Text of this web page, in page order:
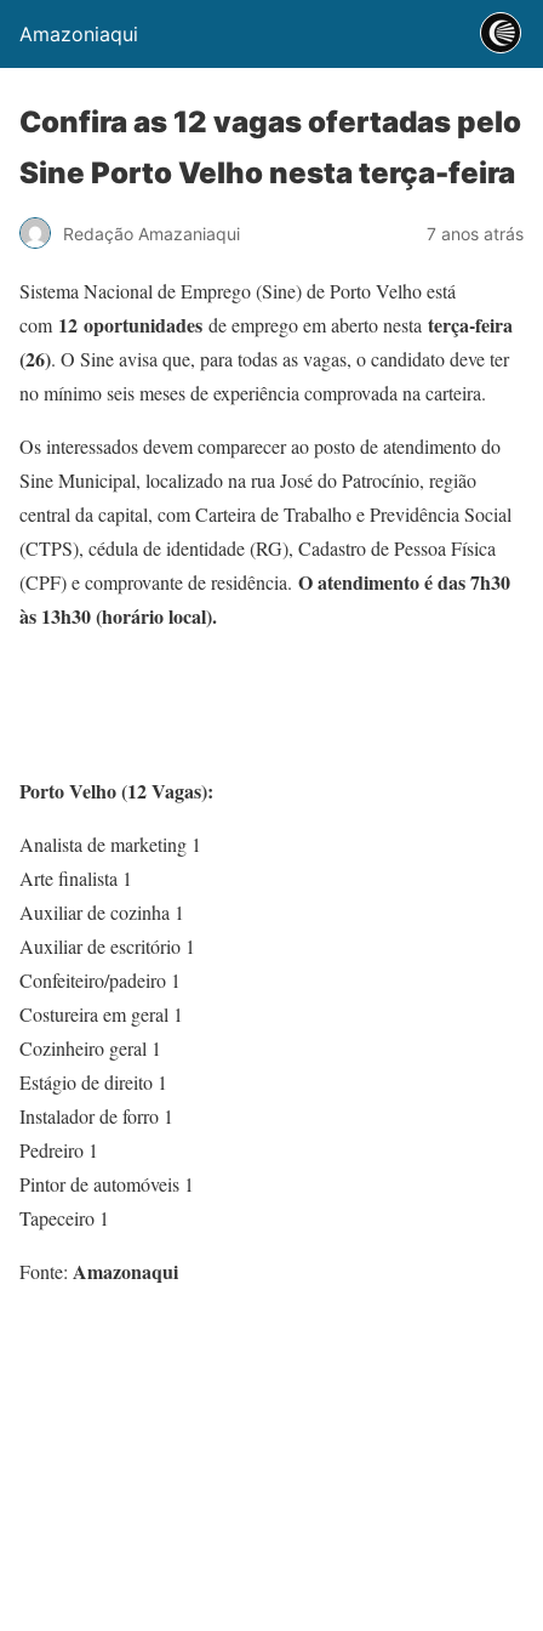
Amazoniaqui
Confira as 12 vagas ofertadas pelo
Sine Porto Velho nesta terça-feira
Redação Amazaniaqui 7 anos atrás
Sistema Nacional de Emprego (Sine) de Porto Velho está
com 12 oportunidades de emprego em aberto nesta terça-feira
(26). O Sine avisa que, para todas as vagas, o candidato deve ter
no mínimo seis meses de experiência comprovada na carteira.
Os interessados devem comparecer ao posto de atendimento do
Sine Municipal, localizado na rua José do Patrocínio, região
central da capital, com Carteira de Trabalho e Previdência Social
(CTPS), cédula de identidade (RG), Cadastro de Pessoa Física
(CPF) e comprovante de residência. O atendimento é das 7h30
às 13h30 (horário local).
Porto Velho (12 Vagas):
Analista de marketing 1
Arte finalista 1
Auxiliar de cozinha 1
Auxiliar de escritório 1
Confeiteiro/padeiro 1
Costureira em geral 1
Cozinheiro geral 1
Estágio de direito 1
Instalador de forro 1
Pedreiro 1
Pintor de automóveis 1
Tapeceiro 1
Fonte: Amazonaqui